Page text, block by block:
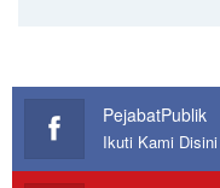
PejabatPublik
Ikuti Kami Disini